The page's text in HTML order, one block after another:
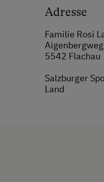
Adresse
Familie Rosi
5542 Flachau
Salzburger
Land